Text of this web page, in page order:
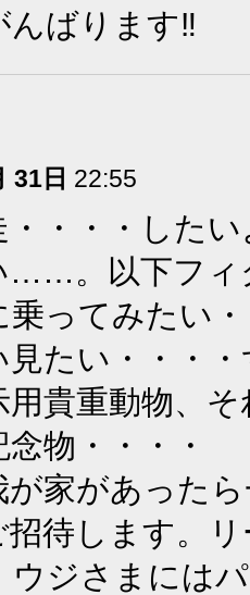
んばります‼︎
31日 22:55
・・・・した
……。以下フィ
乗ってみたい
見たい・・・
用貴重動物、
物・・・・
が家があった
招待します。
ウジさまには